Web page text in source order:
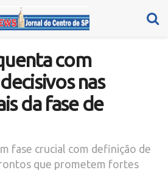
com
nas
da fase de
fase crucial com definição de
que prometem fortes